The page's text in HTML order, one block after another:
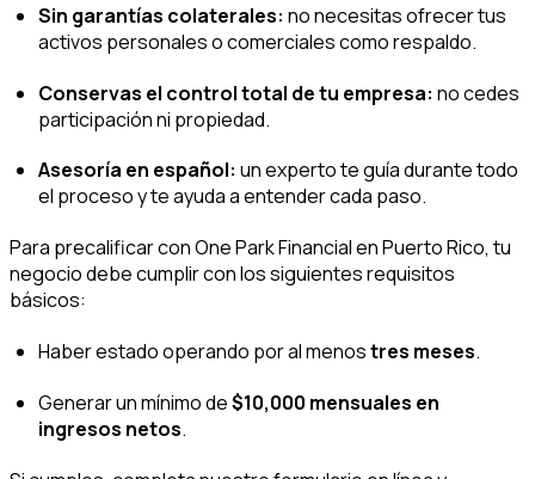
Sin garantías colaterales: no necesitas ofrecer tus
activos personales o comerciales como respaldo.
Conservas el control total de tu empresa: no cedes
participación ni propiedad.
Asesoría en español: un experto te guía durante todo
el proceso y te ayuda a entender cada paso.
Para precalificar con One Park Financial en Puerto Rico, tu
negocio debe cumplir con los siguientes requisitos
básicos:
Haber estado operando por al menostres meses.
Generar un mínimo de$10,000 mensuales en
ingresos netos.